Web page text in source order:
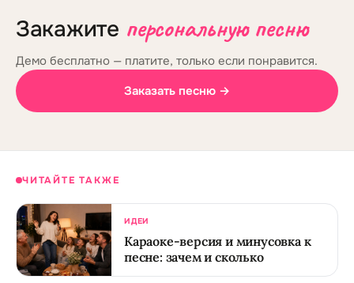
Закажите персональную песню
Демо бесплатно — платите, только если понравится.
Заказать песню →
ЧИТАЙТЕ ТАКЖЕ
ИДЕИ
Караоке-версия и минусовка к
песне: зачем и сколько